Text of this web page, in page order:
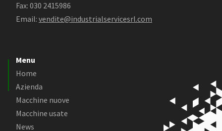
Fax: 030 2415986
Email: vendite@industrialservicesrl.com
Menu
Home
Azienda
Macchine nuove
Macchine usate
News